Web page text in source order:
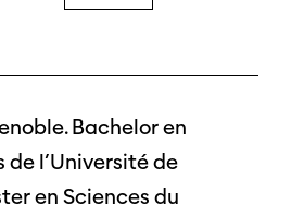
Bachelor en
de l’Université de
en Sciences du